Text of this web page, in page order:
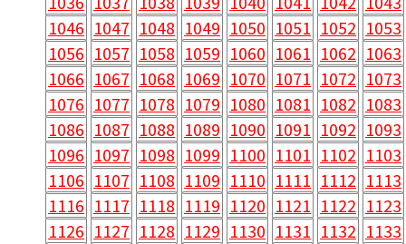
1046 1047 1048 1049 1050 1051 1052 1053
1056 1057 1058 1059 1060 1061 1062 1063
1066 1067 1068 1069 1070 1071 1072 1073
1076 1077 1078 1079 1080 1081 1082 1083
1086 1087 1088 1089 1090 1091 1092 1093
1096 1097 1098 1099 1100 1101 1102 1103
1106 1107 1108 1109 1110 1111 1112 1113
1116 1117 1118 1119 1120 1121 1122 1123
1126 1127 1128 1129 1130 1131 1132 1133